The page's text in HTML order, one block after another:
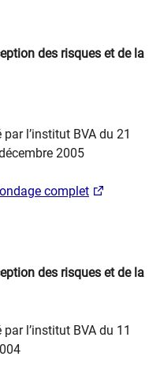
des risques et de la
l’institut BVA du 21
2005
complet
des risques et de la
l’institut BVA du 11